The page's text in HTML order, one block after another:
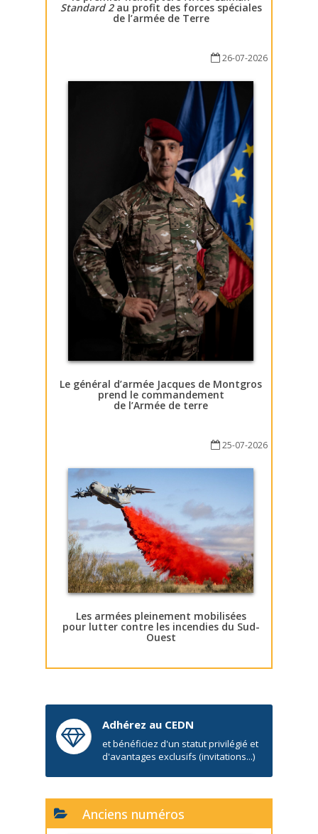
Standard 2au profit des forces spéciales
de l’armée de Terre
26-07-2026
Le général d’armée Jacques de Montgros
prend le commandement
de l’Armée de terre
25-07-2026
Les armées pleinement mobilisées
pour lutter contre les incendies du Sud-
Ouest
Adhérez au CEDN
et bénéficiez d'un statut privilégié et
d'avantages exclusifs (invitations...)
Anciens numéros